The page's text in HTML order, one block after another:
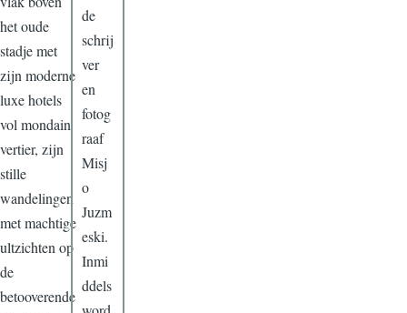
het oude
stadje met
zijn moderne
luxe hotels
vol mondain
vertier, zijn
stille
wandelingen
met machtige
ultzichten op
de
betooverende
de
schrij
ver
en
fotog
raaf
Misj
o
Juzm
eski.
Inmi
ddels